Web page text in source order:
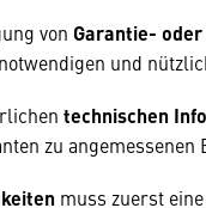
von Garantie-
und
technischen
zu
muss zuerst